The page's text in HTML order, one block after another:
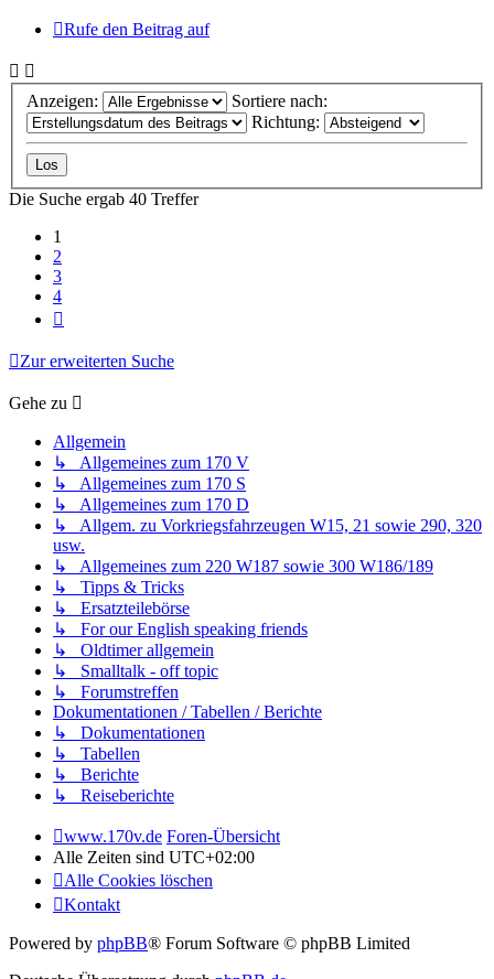
Rufe den Beitrag auf
Anzeigen:
Sortiere nach:
Richtung:
Die Suche ergab 40 Treffer
1
2
3
4
Zur erweiterten Suche
Gehe zu
Allgemein
↳ Allgemeines zum 170 V
↳ Allgemeines zum 170 S
↳ Allgemeines zum 170 D
↳ Allgem. zu Vorkriegsfahrzeugen W15, 21 sowie 290, 320
usw.
↳ Allgemeines zum 220 W187 sowie 300 W186/189
↳ Tipps & Tricks
↳ Ersatzteilebörse
↳ For our English speaking friends
↳ Oldtimer allgemein
↳ Smalltalk - off topic
↳ Forumstreffen
Dokumentationen / Tabellen / Berichte
↳ Dokumentationen
↳ Tabellen
↳ Berichte
↳ Reiseberichte
www.170v.de Foren-Übersicht
Alle Zeiten sind UTC+02:00
Alle Cookies löschen
Kontakt
Powered by phpBB® Forum Software © phpBB Limited